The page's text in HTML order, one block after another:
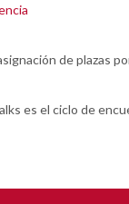
de plazas
es el ciclo de